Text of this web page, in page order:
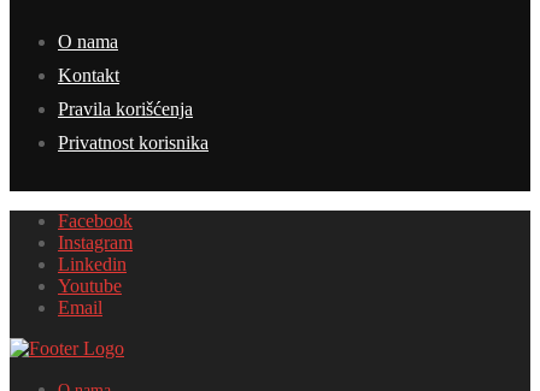
O nama
Kontakt
Pravila korišćenja
Privatnost korisnika
Facebook
Instagram
Linkedin
Youtube
Email